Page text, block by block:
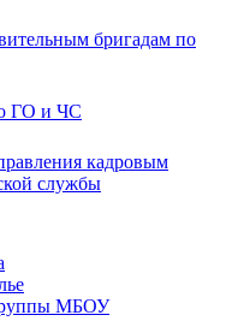
бригадам по
ГО и ЧС
кадровым
службы
МБОУ